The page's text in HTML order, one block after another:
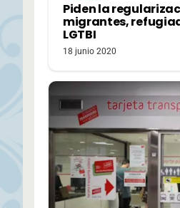
Piden la
migrantes,
LGTBI
18 junio 2020